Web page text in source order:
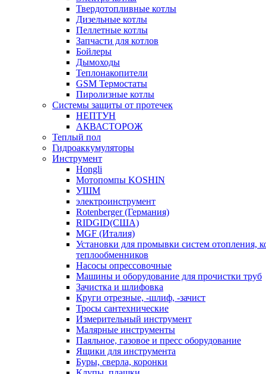
Твердотопливные котлы
Дизельные котлы
Пеллетные котлы
Запчасти для котлов
Бойлеры
Дымоходы
Теплонакопители
GSM Термостаты
Пиролизные котлы
Системы защиты от протечек
НЕПТУН
АКВАСТОРОЖ
Теплый пол
Гидроаккумуляторы
Инструмент
Hongli
Мотопомпы KOSHIN
УШМ
электроинструмент
Rotenberger (Германия)
RIDGID(США)
MGF (Италия)
Установки для промывки систем отопления,
теплообменников
Насосы опрессовочные
Машины и оборудование для прочистки труб
Зачистка и шлифовка
Круги отрезные, -шлиф, -зачист
Тросы сантехнические
Измерительный инструмент
Малярные инструменты
Паяльное, газовое и пресс оборудование
Ящики для инструмента
Буры, сверла, коронки